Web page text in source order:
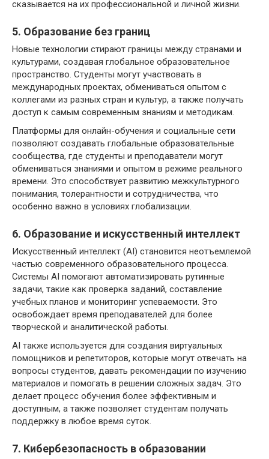
сказывается на их профессиональной и личной жизни.
5. Образование без границ
Новые технологии стирают границы между странами и
культурами, создавая глобальное образовательное
пространство. Студенты могут участвовать в
международных проектах, обмениваться опытом с
коллегами из разных стран и культур, а также получать
доступ к самым современным знаниям и методикам.
Платформы для онлайн-обучения и социальные сети
позволяют создавать глобальные образовательные
сообщества, где студенты и преподаватели могут
обмениваться знаниями и опытом в режиме реального
времени. Это способствует развитию межкультурного
понимания, толерантности и сотрудничества, что
особенно важно в условиях глобализации.
6. Образование и искусственный интеллект
Искусственный интеллект (AI) становится неотъемлемой
частью современного образовательного процесса.
Системы AI помогают автоматизировать рутинные
задачи, такие как проверка заданий, составление
учебных планов и мониторинг успеваемости. Это
освобождает время преподавателей для более
творческой и аналитической работы.
AI также используется для создания виртуальных
помощников и репетиторов, которые могут отвечать на
вопросы студентов, давать рекомендации по изучению
материалов и помогать в решении сложных задач. Это
делает процесс обучения более эффективным и
доступным, а также позволяет студентам получать
поддержку в любое время суток.
7. Кибербезопасность в образовании